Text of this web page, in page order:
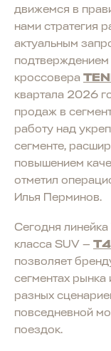
движемся в
нами стратегия
актуальным
подтверждением
кроссовера
квартала 2026
продаж в
работу над
сегменте,
повышением
отметил
Илья Перминов.
Сегодня
класса SUV — T4
позволяет
сегментах рынка
разных
повседневной
поездок.